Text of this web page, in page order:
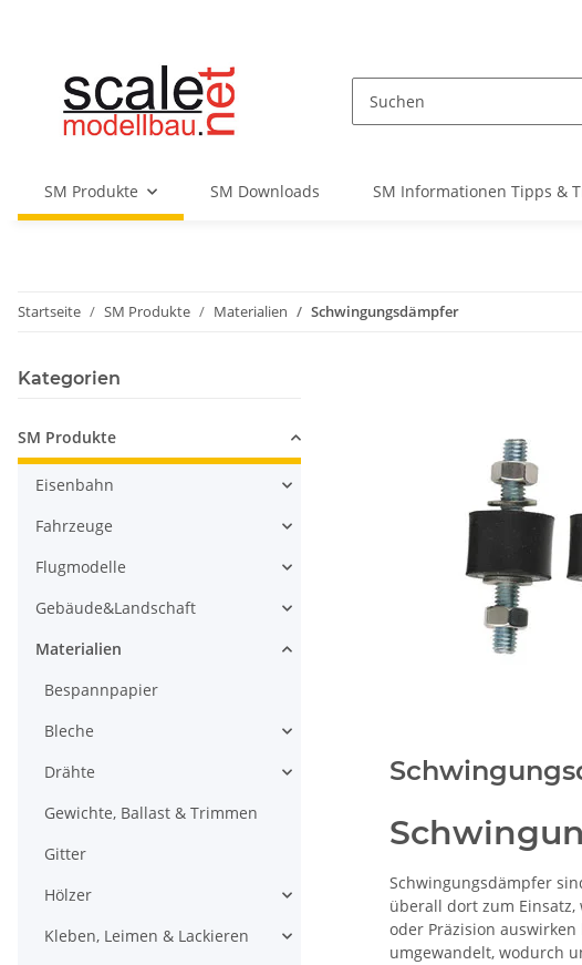
SM Produkte SM Downloads SM Informationen Tipps &
Startseite SM Produkte Materialien Schwingungsdämpfer
Schwingungsdämpfer
überall dort zum
oder Präzision
umgewandelt, wodurch
Kategorien
SM Produkte
Eisenbahn
Fahrzeuge
Flugmodelle
Gebäude&Landschaft
Materialien
Bespannpapier
Bleche
Drähte
Gewichte, Ballast & Trimmen
Gitter
Hölzer
Kleben, Leimen & Lackieren